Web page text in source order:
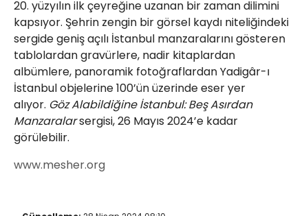
20. yüzyılın ilk çeyreğine uzanan bir zaman dilimini
kapsıyor. Şehrin zengin bir görsel kaydı niteliğindeki
sergide geniş açılı İstanbul manzaralarını gösteren
tablolardan gravürlere, nadir kitaplardan
albümlere, panoramik fotoğraflardan Yadigâr-ı
İstanbul objelerine 100’ün üzerinde eser yer
alıyor. Göz Alabildiğine İstanbul: Beş Asırdan
Manzaralarsergisi, 26 Mayıs 2024’e kadar
görülebilir.
www.mesher.org